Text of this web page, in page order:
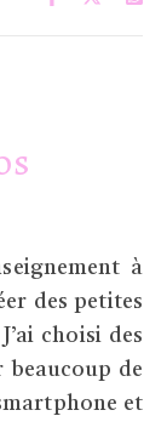
des petites
choisi des
beaucoup de
et